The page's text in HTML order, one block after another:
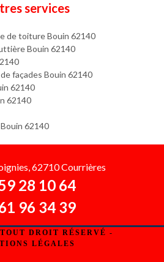
services
de toiture Bouin 62140
Bouin 62140
façades Bouin 62140
62140
62140
62140
62710 Courrières
28 10 64
96 34 39
DROIT RÉSERVÉ -
LÉGALES